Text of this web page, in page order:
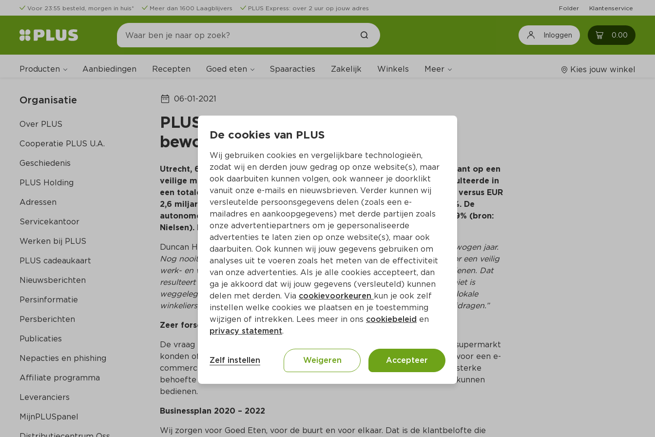
Voor 23:55 besteld, morgen in huis* Meer dan 1600 Laagblijvers PLUS Express: over 2 uur op jouw adres Folder Klantenservice
Inloggen 0.00 0
Producten Aanbiedingen Recepten Goed eten Spaaracties Zakelijk Winkels Meer Kies jouw winkel
Organisatie
Over PLUS
Cooperatie PLUS U.A.
Geschiedenis
PLUS Holding
Adressen
Servicekantoor
Werken bij PLUS
PLUS cadeaukaart
Nieuwsberichten
Persinformatie
Persberichten
Publicaties
Nepacties en phishing
Affiliate programma
Leveranciers
MijnPLUSpanel
06-01-2021
PLUS realiseert forse omzetstijging in
bewogen jaar
Utrecht, 6 januari 2021 – In 2020 heeft PLUS alles op alles gezet om de klant op een
veilige manier te blijven voorzien in de dagelijkse boodschappen. Dit resulteerde in
een totale consumentenomzet van EUR 3,0 miljard in 2020 (in 53 weken) versus EUR
2,6 miljard in 2019 (in 52 weken). De totale omzetgroei bedroeg ruim 14%. De
autonome groei (over 52 weken) was 12%, hoger dan de marktgroei van 9% (bron:
Nielsen). Het marktaandeel is gestegen naar 6,7% versus 6,5% in 2019.
Duncan Hoy, algemeen directeur van PLUS: “We kijken terug op een zeer bewogen jaar.
Nog nooit was onze belangrijke rol in de voedselvoorziening zo duidelijk. Door een veilig
werk- en winkelklimaat te creëren hebben wij onze klanten goed kunnen bedienen. Dat
resulteert in deze mooie cijfers. Wij realiseren ons dat dit voor veel branches niet is
weggelegd. Veel van onze ondernemers hebben samenwerking gezocht met lokale
winkeliers, horeca of producenten om ook op die manier ons steentje bij te bijdragen.”
Zeer forse e-commerce groei
De vraag naar e-commerce was in 2020 zeer fors. Klanten die niet naar de supermarkt
konden of wilden, bestelden massaal hun boodschappen online. Dit zorgde voor een e-
commerce omzetstijging van ruim 130%. Door flexibel in te spelen op deze sterke
behoefte heeft PLUS niet alleen bestaande, maar ook veel nieuwe klanten kunnen
bedienen.
Businessplan 2020 – 2022
Wij zorgen voor Goed Eten, voor de buurt en voor elkaar. Dat is de klantbelofte die
De cookies van PLUS
Wij gebruiken cookies en vergelijkbare technologieën,
zodat wij en derden jouw gedrag op onze website(s), maar
ook daarbuiten kunnen volgen, ook wanneer je doorklikt
vanuit onze e-mails en nieuwsbrieven. Verder kunnen wij
versleutelde persoonsgegevens delen (zoals een e-
mailadres en aankoopgegevens) met derde partijen zoals
onze advertentiepartners om je gepersonaliseerde
advertenties te laten zien op onze website(s), maar ook
daarbuiten. Ook kunnen wij jouw gegevens gebruiken om
analyses uit te voeren zoals het meten van de effectiviteit
van onze advertenties. Als je alle cookies accepteert, dan
ga je akkoord dat wij jouw gegevens (versleuteld) kunnen
delen met derden. Via cookievoorkeuren kun je ook zelf
instellen welke cookies we plaatsen en je toestemming
wijzigen of intrekken. Lees meer in ons cookiebeleid en
privacy statement.
Zelf instellen Weigeren Accepteer